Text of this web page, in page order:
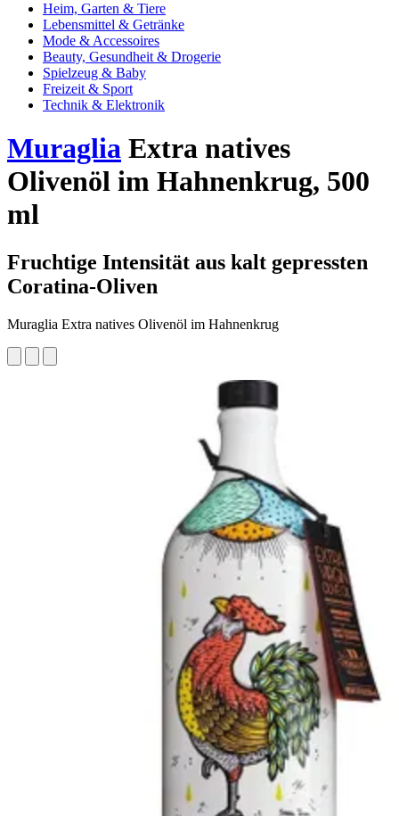
Heim, Garten & Tiere
Lebensmittel & Getränke
Mode & Accessoires
Beauty, Gesundheit & Drogerie
Spielzeug & Baby
Freizeit & Sport
Technik & Elektronik
Muraglia Extra natives
Olivenöl im Hahnenkrug, 500
ml
Fruchtige Intensität aus kalt gepressten
Coratina-Oliven
Muraglia Extra natives Olivenöl im Hahnenkrug